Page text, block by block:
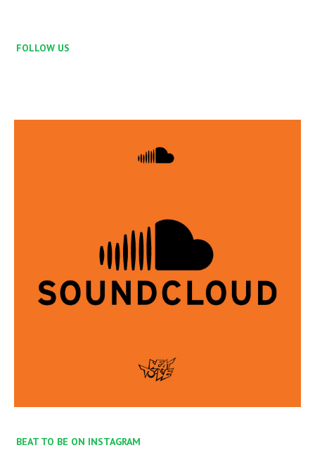
FOLLOW US
BEAT TO BE ON INSTAGRAM